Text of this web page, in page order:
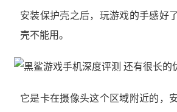
安装保护壳之后，玩游戏的手感好
壳不能用。
它是卡在摄像头这个区域附近的，